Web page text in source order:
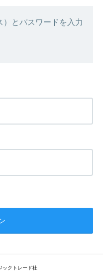
）とパスワードを入力
ックトレード社